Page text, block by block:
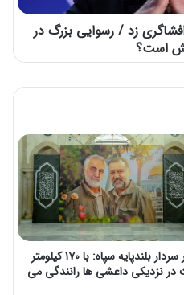
زد / رسوایی بزرگ در
است؟
همسر سردار بلندپایه سپاه: با ۱۷۰ کیلومتر
نزدیکی داعشی ها رانندگی می